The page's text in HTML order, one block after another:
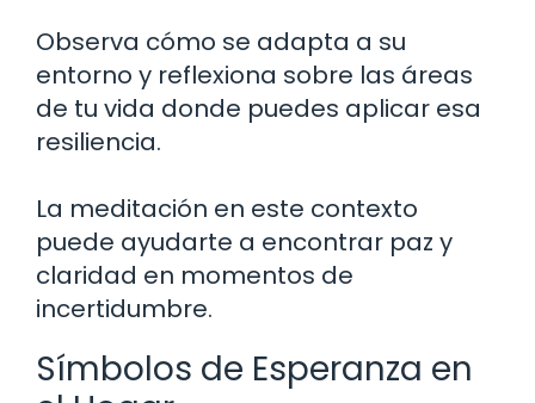
Observa cómo se adapta a su
entorno y reflexiona sobre las áreas
de tu vida donde puedes aplicar esa
resiliencia.
La meditación en este contexto
puede ayudarte a encontrar paz y
claridad en momentos de
incertidumbre.
Símbolos de Esperanza en